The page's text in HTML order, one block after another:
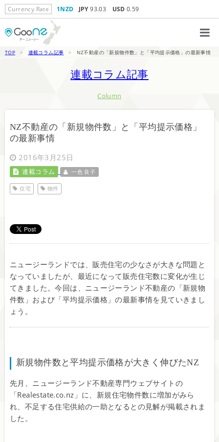
Currency Rate 1NZD JPY93.03 USD 0.59
TOP > 連載コラム記事 > NZ不動産の「新規物件数」と「平均提示価格」の最新事情
連載コラム記事
Column
NZ不動産の「新規物件数」と「平均提示価格」
の最新事情
2016年3月25日
連載コラム 一色 良子
住宅 物件
ニュージーランドでは、販売住宅の少なさが大きな問題と
なっていましたが、最近になって販売住宅数に変化が生じ
てきました。今回は、ニュージーランド不動産の「新規物
件数」および「平均提示価格」の最新事情を見ていきまし
ょう。
新規物件数と平均提示価格が大きく伸びたNZ
先月、ニュージーランド不動産専門ウェブサイトの
「Realestate.co.nz」に、新規住宅物件数に増加がみら
れ、不足する住宅供給の一助となるとの見解が掲載されま
した。